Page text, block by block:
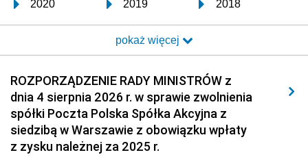
2020 2019 2018
2017 2016 2015
2014 2013 2012
2011 2010 2009
2008 2007 2006
2005 2004 2003
2002 2001
pokaż więcej
ROZPORZĄDZENIE RADY MINISTRÓW z
dnia 4 sierpnia 2026 r. w sprawie zwolnienia
spółki Poczta Polska Spółka Akcyjna z
siedzibą w Warszawie z obowiązku wpłaty
z zysku należnej za 2025 r.